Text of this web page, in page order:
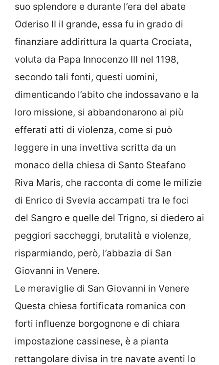
suo splendore e durante l’era del abate
Oderiso II il grande, essa fu in grado di
finanziare addirittura la quarta Crociata,
voluta da Papa Innocenzo III nel 1198,
secondo tali fonti, questi uomini,
dimenticando l’abito che indossavano e la
loro missione, si abbandonarono ai più
efferati atti di violenza, come si può
leggere in una invettiva scritta da un
monaco della chiesa di Santo Steafano
Riva Maris, che racconta di come le milizie
di Enrico di Svevia accampati tra le foci
del Sangro e quelle del Trigno, si diedero ai
peggiori saccheggi, brutalità e violenze,
risparmiando, però, l’abbazia di San
Giovanni in Venere.
Le meraviglie di San Giovanni in Venere
Questa chiesa fortificata romanica con
forti influenze borgognone e di chiara
impostazione cassinese, è a pianta
rettangolare divisa in tre navate aventi lo